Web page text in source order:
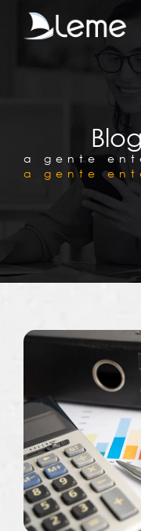
a gente
a gente